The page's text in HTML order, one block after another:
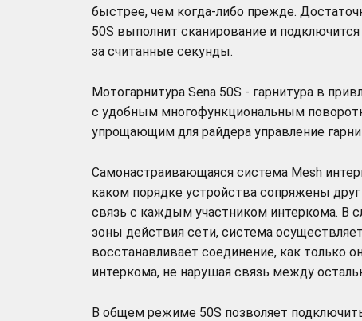
быстрее, чем когда-либо прежде.
50S выполнит сканирование и
за считанные секунды.
Мотогарнитура Sena 50S - гарнитура в
с удобным многофункциональным
упрощающим для райдера управление
Самонастраивающаяся система Mesh
каком порядке устройства сопряжены
связь с каждым участником интеркома. В
зоны действия сети, система
восстанавливает соединение, как только
интеркома, не нарушая связь между
В общем режиме 50S позволяет